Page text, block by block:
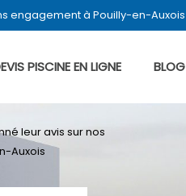
engagement à Pouilly-en-Auxois
PISCINE EN LIGNE BLOG
leuravis sur nos
Auxois